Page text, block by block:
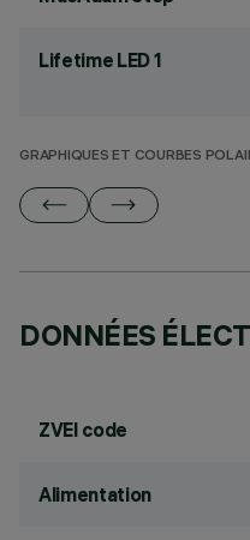
Lifetime LED 1
GRAPHIQUES ET COURBES
DONNÉES
ZVEI code
Alimentation